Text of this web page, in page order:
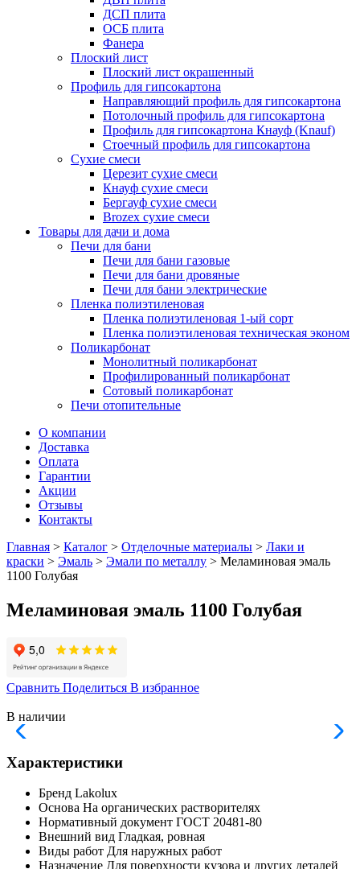
ДСП плита
ОСБ плита
Фанера
Плоский лист
Плоский лист окрашенный
Профиль для гипсокартона
Направляющий профиль для гипсокартона
Потолочный профиль для гипсокартона
Профиль для гипсокартона Кнауф (Knauf)
Стоечный профиль для гипсокартона
Сухие смеси
Церезит сухие смеси
Кнауф сухие смеси
Бергауф сухие смеси
Brozex сухие смеси
Товары для дачи и дома
Печи для бани
Печи для бани газовые
Печи для бани дровяные
Печи для бани электрические
Пленка полиэтиленовая
Пленка полиэтиленовая 1-ый сорт
Пленка полиэтиленовая техническая эконом
Поликарбонат
Монолитный поликарбонат
Профилированный поликарбонат
Сотовый поликарбонат
Печи отопительные
О компании
Доставка
Оплата
Гарантии
Акции
Отзывы
Контакты
Главная > Каталог > Отделочные материалы > Лаки и
краски > Эмаль > Эмали по металлу > Меламиновая эмаль
1100 Голубая
Меламиновая эмаль 1100 Голубая
Сравнить Поделиться В избранное
В наличии
Характеристики
Бренд Lakolux
Основа На органических растворителях
Нормативный документ ГОСТ 20481-80
Внешний вид Гладкая, ровная
Виды работ Для наружных работ
Назначение Для поверхности кузова и других деталей